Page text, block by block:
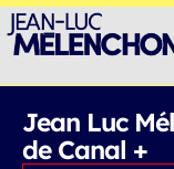
Jean Luc
de Canal +